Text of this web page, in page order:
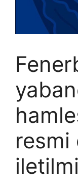
resmi